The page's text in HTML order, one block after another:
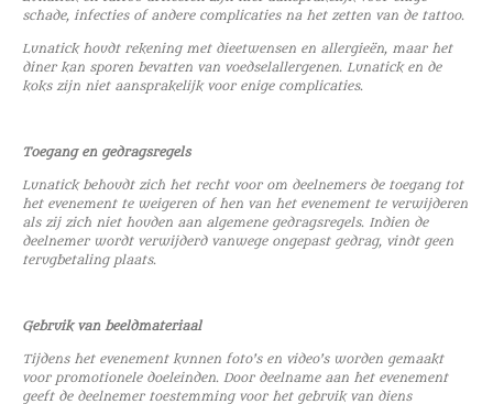
schade, infecties of andere complicaties na het zetten van de tattoo.
Lunatick houdt rekening met dieetwensen en allergieën, maar het
diner kan sporen bevatten van voedselallergenen. Lunatick en de
koks zijn niet aansprakelijk voor enige complicaties.
Toegang en gedragsregels
Lunatick behoudt zich het recht voor om deelnemers de toegang tot
het evenement te weigeren of hen van het evenement te verwijderen
als zij zich niet houden aan algemene gedragsregels. Indien de
deelnemer wordt verwijderd vanwege ongepast gedrag, vindt geen
terugbetaling plaats.
Gebruik van beeldmateriaal
Tijdens het evenement kunnen foto's en video's worden gemaakt
voor promotionele doeleinden. Door deelname aan het evenement
geeft de deelnemer toestemming voor het gebruik van diens